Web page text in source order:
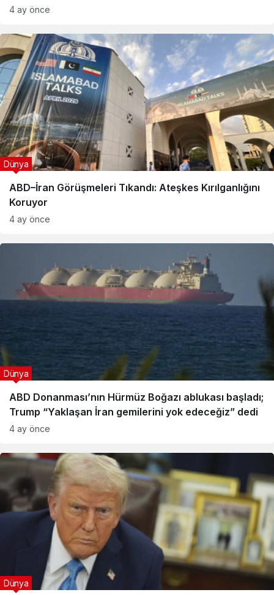
4 ay önce
ABD–İran Görüşmeleri Tıkandı: Ateşkes Kırılganlığını
Koruyor
Dünya
4 ay önce
ABD Donanması’nın Hürmüz Boğazı ablukası başladı;
Trump “Yaklaşan İran gemilerini yok edeceğiz” dedi
Dünya
4 ay önce
Dünya